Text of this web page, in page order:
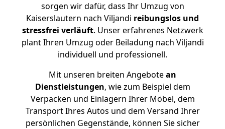
sorgen wir dafür, dass Ihr Umzug von
Kaiserslautern nach Viljandi reibungslos und
stressfrei verläuft. Unser erfahrenes Netzwerk
plant Ihren Umzug oder Beiladung nach Viljandi
individuell und professionell.
Mit unseren breiten Angebotean
Dienstleistungen, wie zum Beispiel dem
Verpacken und Einlagern Ihrer Möbel, dem
Transport Ihres Autos und dem Versand Ihrer
persönlichen Gegenstände, können Sie sicher